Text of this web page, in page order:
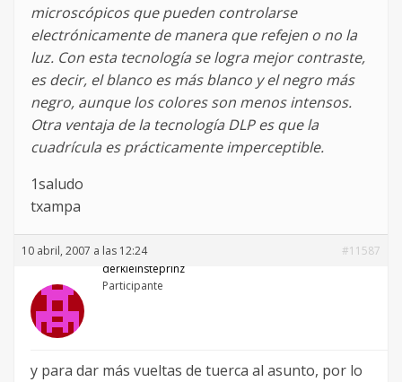
microscópicos que pueden controlarse
electrónicamente de manera que refejen o no la
luz. Con esta tecnología se logra mejor contraste,
es decir, el blanco es más blanco y el negro más
negro, aunque los colores son menos intensos.
Otra ventaja de la tecnología DLP es que la
cuadrícula es prácticamente imperceptible.
1saludo
txampa
10 abril, 2007 a las 12:24
#11587
derkleinsteprinz
Participante
y para dar más vueltas de tuerca al asunto, por lo